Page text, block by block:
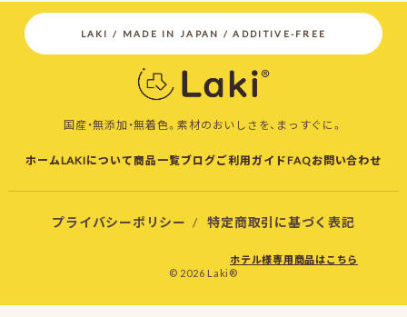
国産・無添加・無着色。素材のおいしさを、まっすぐに。
ホームLAKIについて商品一覧ブログご利用ガイドFAQお問い合わせ
ホテル様専用商品はこちら
プライバシーポリシー / 特定商取引に基づく表記
© 2026 Laki®